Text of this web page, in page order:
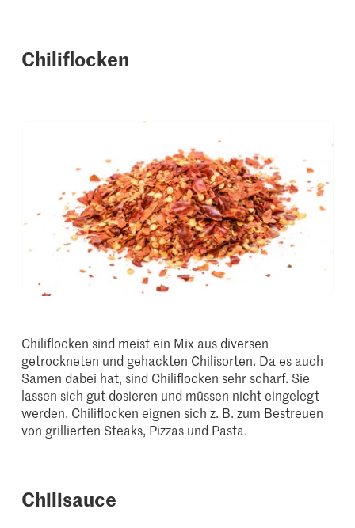
Chiliflocken
Chiliflocken sind meist ein Mix aus diversen
getrockneten und gehackten Chilisorten. Da es auch
Samen dabei hat, sind Chiliflocken sehr scharf. Sie
lassen sich gut dosieren und müssen nicht eingelegt
werden. Chiliflocken eignen sich z. B. zum Bestreuen
von grillierten Steaks, Pizzas und Pasta.
Chilisauce